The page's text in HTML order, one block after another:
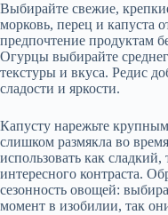
Выбирайте свежие,
морковь, перец и капуста
предпочтение продуктам
Огурцы выбирайте
текстуры и вкуса. Редис
сладости и яркости.
Капусту нарежьте
слишком размякла во
использовать как
интересного контраста.
сезонность овощей:
момент в изобилии, так